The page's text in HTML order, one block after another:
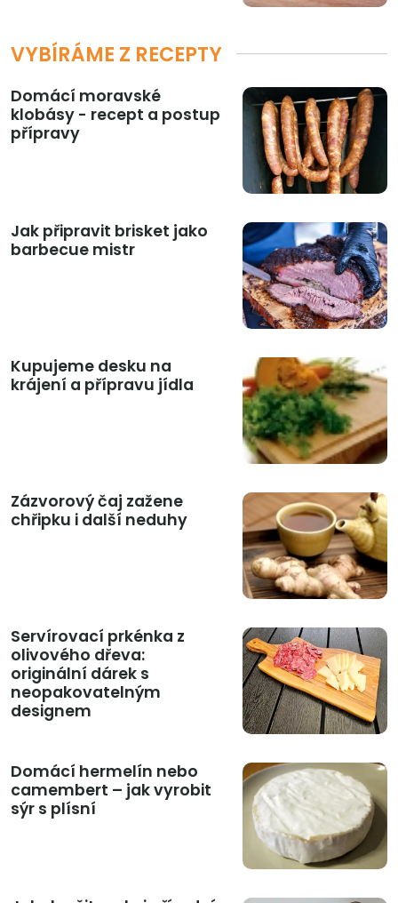
VYBÍRÁME Z RECEPTY
Domácí moravské
klobásy - recept a postup
přípravy
Jak připravit brisket jako
barbecue mistr
Kupujeme desku na
krájení a přípravu jídla
Zázvorový čaj zažene
chřipku i další neduhy
Servírovací prkénka z
olivového dřeva:
originální dárek s
neopakovatelným
designem
Domácí hermelín nebo
camembert – jak vyrobit
sýr s plísní